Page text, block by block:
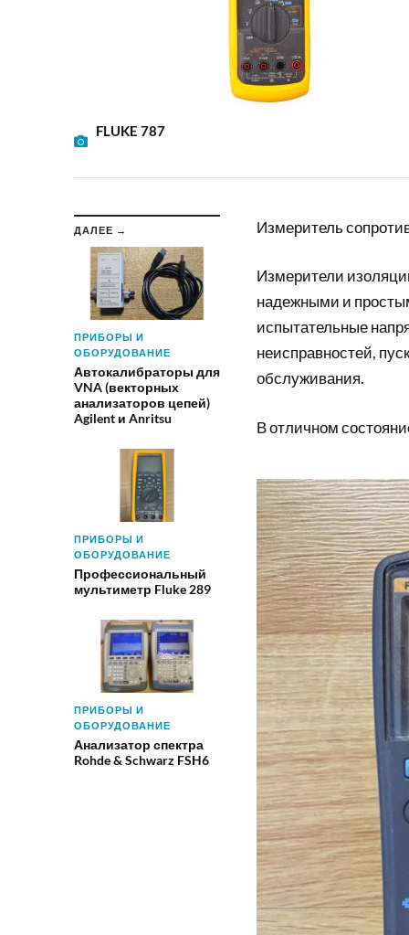
FLUKE 787
ДАЛЕЕ →
ПРИБОРЫ И
ОБОРУДОВАНИЕ
Автокалибраторы для
VNA (векторных
анализаторов цепей)
Agilent и Anritsu
ПРИБОРЫ И
ОБОРУДОВАНИЕ
Профессиональный
мультиметр Fluke 289
ПРИБОРЫ И
ОБОРУДОВАНИЕ
Анализатор спектра
Rohde & Schwarz FSH6
Измеритель
Измерители
надежными и
испытательные
неисправностей,
обслуживания.
В отличном